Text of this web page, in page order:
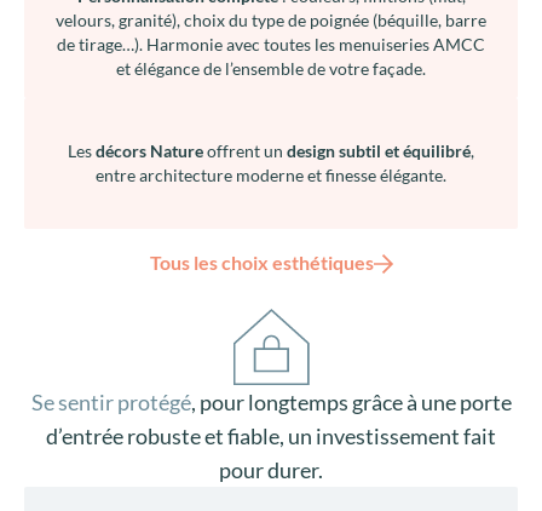
velours, granité), choix du type de poignée (béquille, barre
de tirage…). Harmonie avec toutes les menuiseries AMCC
et élégance de l’ensemble de votre façade.
Lesdécors Natureoffrent un design subtil et équilibré,
entre architecture moderne et finesse élégante.
Tous les choix esthétiques
Se sentir protégé, pour longtemps grâce à une porte
d’entrée robuste et fiable, un investissement fait
pour durer.